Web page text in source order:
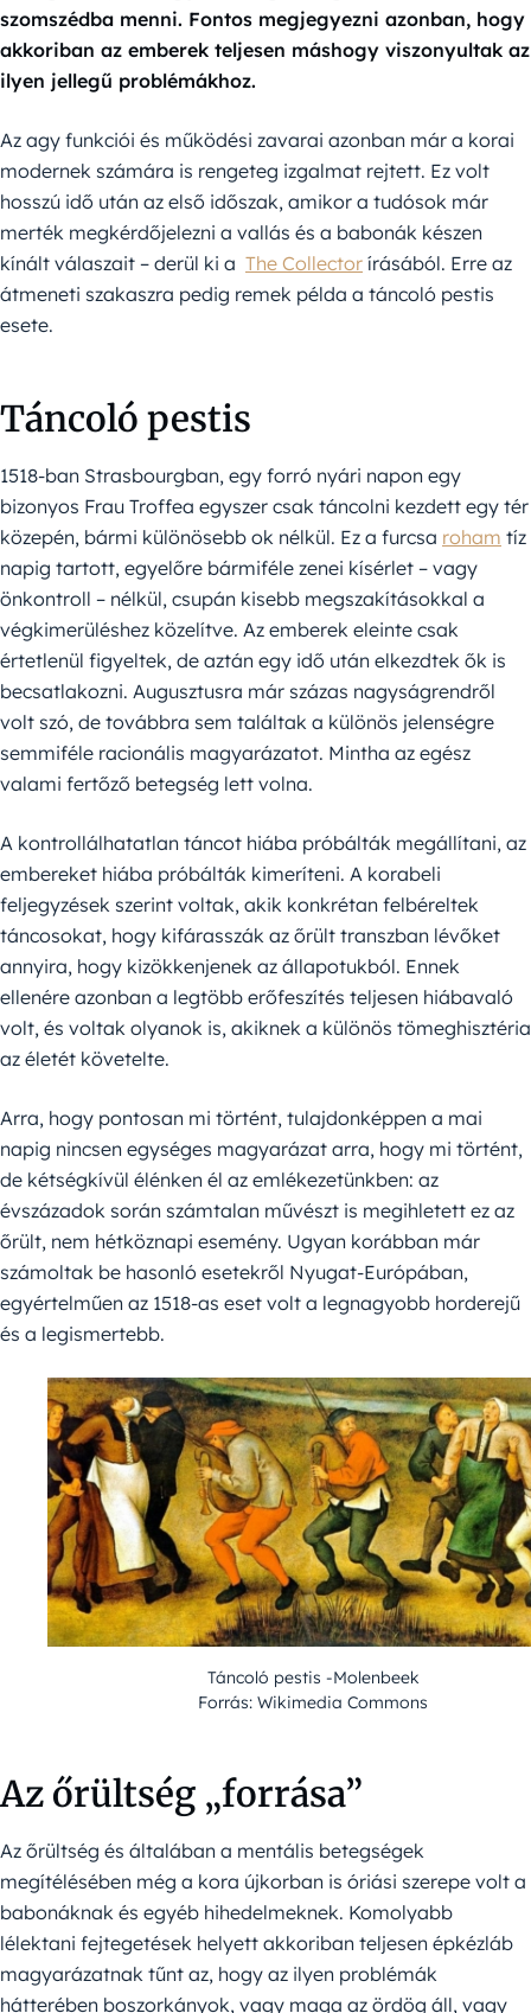
szomszédba menni. Fontos megjegyezni azonban, hogy
akkoriban az emberek teljesen máshogy viszonyultak az
ilyen jellegű problémákhoz.
Az agy funkciói és működési zavarai azonban már a korai
modernek számára is rengeteg izgalmat rejtett. Ez volt
hosszú idő után az első időszak, amikor a tudósok már
merték megkérdőjelezni a vallás és a babonák készen
kínált válaszait – derül ki a The Collector írásából. Erre az
átmeneti szakaszra pedig remek példa a táncoló pestis
esete.
Táncoló pestis
1518-ban Strasbourgban, egy forró nyári napon egy
bizonyos Frau Troffea egyszer csak táncolni kezdett egy tér
közepén, bármi különösebb ok nélkül. Ez a furcsa roham tíz
napig tartott, egyelőre bármiféle zenei kísérlet – vagy
önkontroll – nélkül, csupán kisebb megszakításokkal a
végkimerüléshez közelítve. Az emberek eleinte csak
értetlenül figyeltek, de aztán egy idő után elkezdtek ők is
becsatlakozni. Augusztusra már százas nagyságrendről
volt szó, de továbbra sem találtak a különös jelenségre
semmiféle racionális magyarázatot. Mintha az egész
valami fertőző betegség lett volna.
A kontrollálhatatlan táncot hiába próbálták megállítani, az
embereket hiába próbálták kimeríteni. A korabeli
feljegyzések szerint voltak, akik konkrétan felbéreltek
táncosokat, hogy kifárasszák az őrült transzban lévőket
annyira, hogy kizökkenjenek az állapotukból. Ennek
ellenére azonban a legtöbb erőfeszítés teljesen hiábavaló
volt, és voltak olyanok is, akiknek a különös tömeghisztéria
az életét követelte.
Arra, hogy pontosan mi történt, tulajdonképpen a mai
napig nincsen egységes magyarázat arra, hogy mi történt,
de kétségkívül élénken él az emlékezetünkben: az
évszázadok során számtalan művészt is megihletett ez az
őrült, nem hétköznapi esemény. Ugyan korábban már
számoltak be hasonló esetekről Nyugat-Európában,
egyértelműen az 1518-as eset volt a legnagyobb horderejű
és a legismertebb.
Táncoló pestis -Molenbeek
Forrás: Wikimedia Commons
Az őrültség „forrása”
Az őrültség és általában a mentális betegségek
megítélésében még a kora újkorban is óriási szerepe volt a
babonáknak és egyéb hihedelmeknek. Komolyabb
lélektani fejtegetések helyett akkoriban teljesen épkézláb
magyarázatnak tűnt az, hogy az ilyen problémák
hátterében boszorkányok, vagy maga az ördög áll, vagy